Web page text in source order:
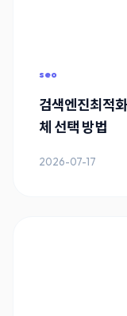
seo
검색엔진최적
체 선택 방법
2026-07-17